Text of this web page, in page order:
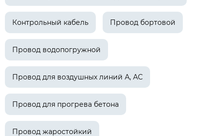
Контрольный кабель Провод бортовой
Провод водопогружной
Провод для воздушных линий А, АС
Провод для прогрева бетона
Провод жаростойкий